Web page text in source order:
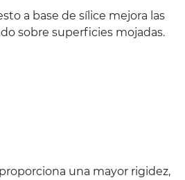
a base de sílice mejora las
sobre superficies mojadas.
una mayor rigidez,